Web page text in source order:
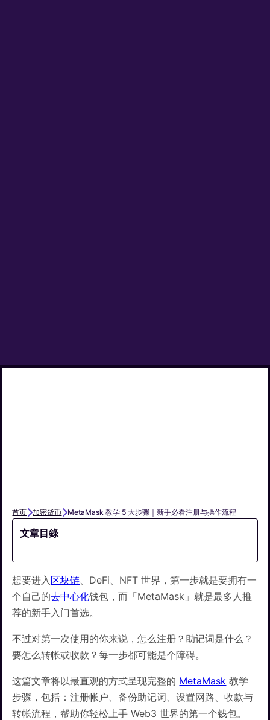
首页 加密货币 MetaMask 教学 5 大步骤｜新手必看注册与操作流程
文章目錄
想要进入 区块链 、DeFi、NFT 世界，第一步就是要拥有一
个自己的去中心化钱包，而「MetaMask」就是最多人推
荐的新手入门首选。
不过对第一次使用的你来说，怎么注册？助记词是什么？
要怎么转帐或收款？每一步都可能是个障碍。
这篇文章将以最直观的方式呈现完整的 MetaMask 教学
步骤，包括：注册帐户、备份助记词、设置网路、收款与
转帐流程，帮助你轻松上手 Web3 世界的第一个钱包。